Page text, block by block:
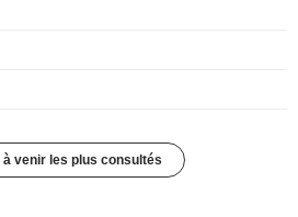
à venir les plus consultés